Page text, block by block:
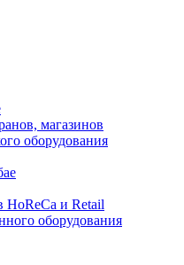
магазинов
оборудования
HoReCa и Retail
оборудования